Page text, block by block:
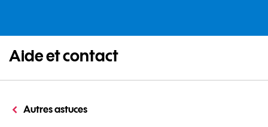
Aide et contact
Autres astuces